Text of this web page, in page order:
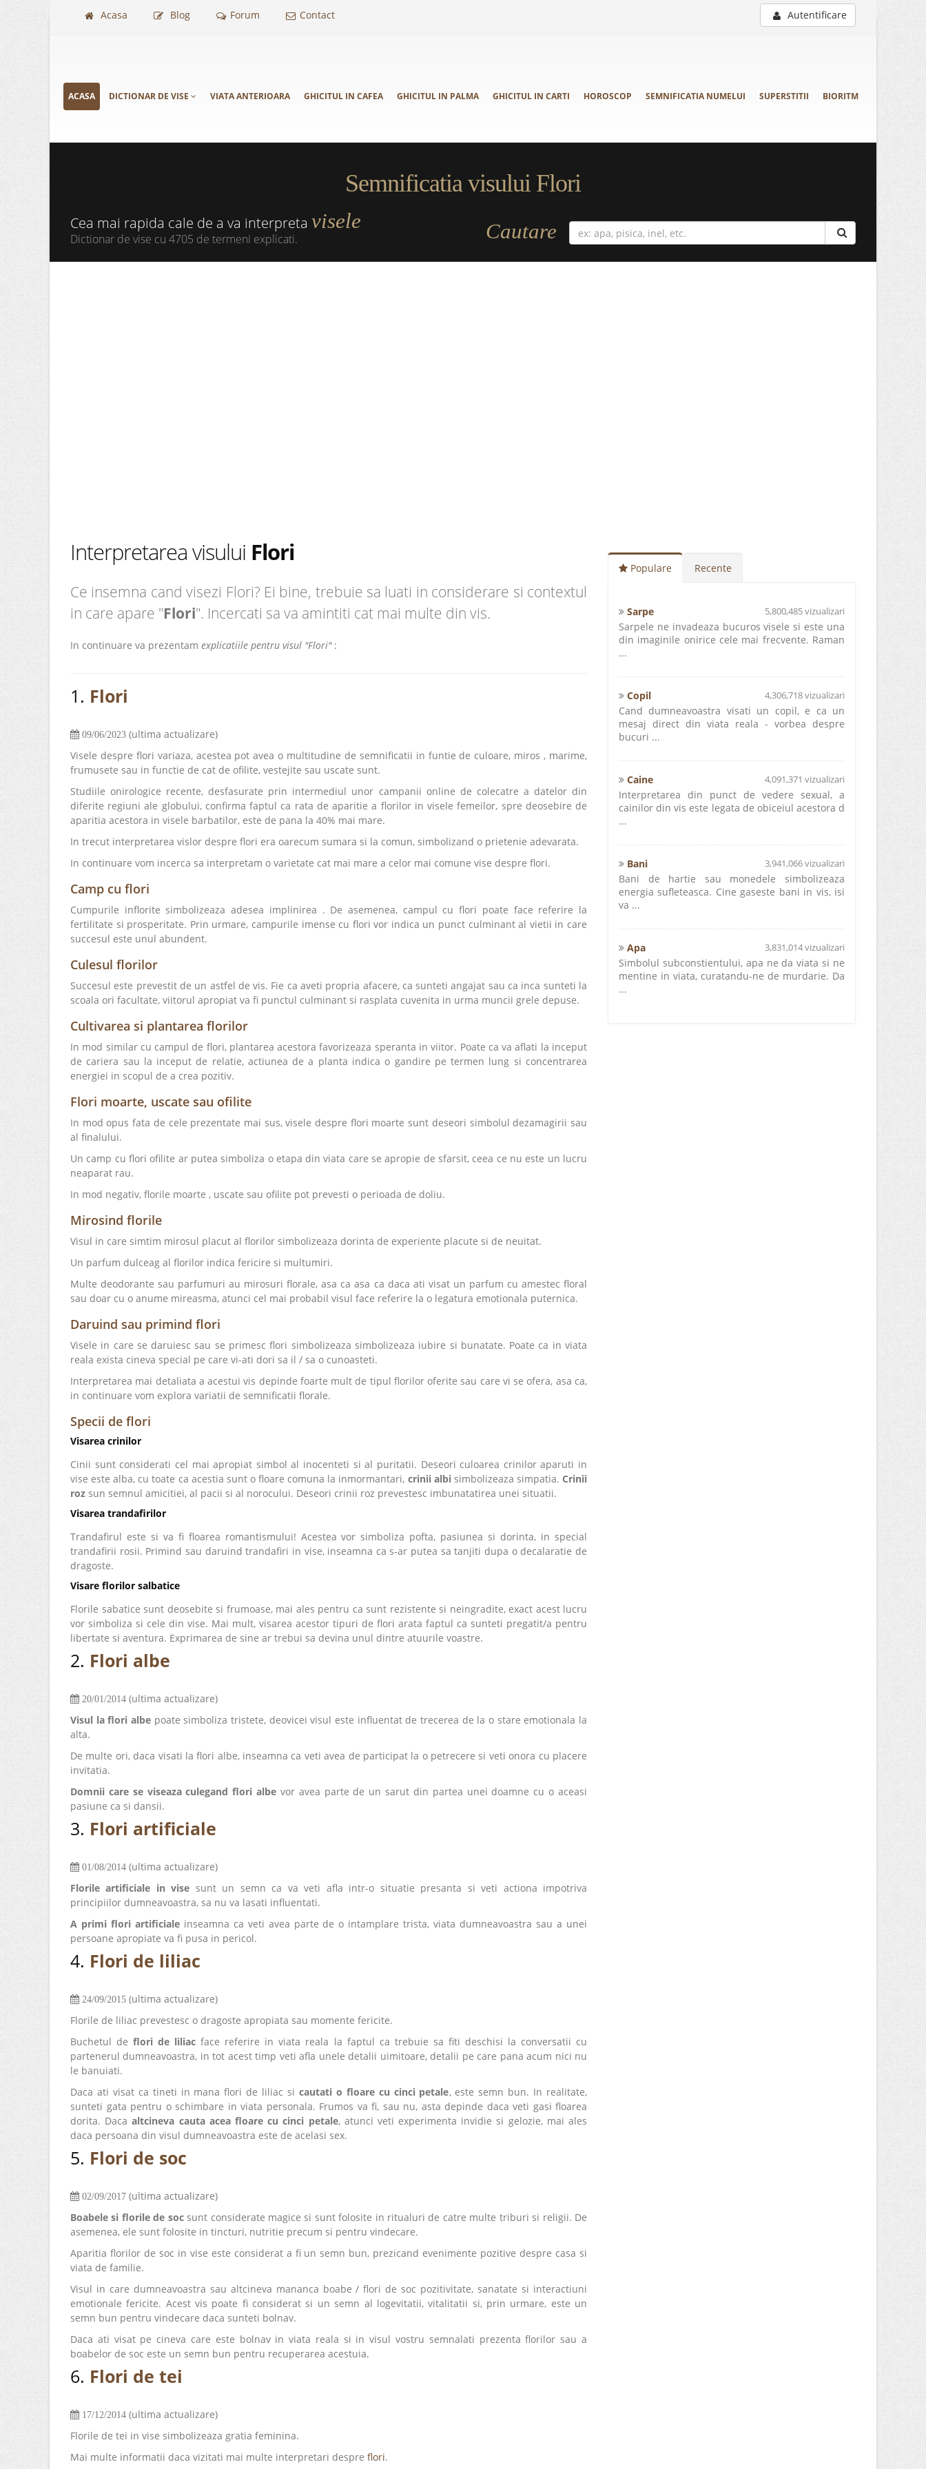
Acasa Blog Forum Contact Autentificare
ACASA DICTIONAR DE VISE VIATA ANTERIOARA GHICITUL IN CAFEA GHICITUL IN PALMA GHICITUL IN CARTI HOROSCOP SEMNIFICATIA NUMELUI SUPERSTITII BIORITM
Semnificatia visului Flori
Cea mai rapida cale de a va interpreta visele
Dictionar de vise cu 4705 de termeni explicati. Cautare
Interpretarea visului Flori
Ce insemna cand visezi Flori? Ei bine, trebuie sa luati in considerare si contextul
in care apare "Flori". Incercati sa va amintiti cat mai multe din vis.
In continuare va prezentam explicatiile pentru visul "Flori":
1. Flori
09/06/2023 (ultima actualizare)
Visele despre flori variaza, acestea pot avea o multitudine de semnificatii in funtie de culoare, miros , marime,
frumusete sau in functie de cat de ofilite, vestejite sau uscate sunt.
Studiile onirologice recente, desfasurate prin intermediul unor campanii online de colecatre a datelor din
diferite regiuni ale globului, confirma faptul ca rata de aparitie a florilor in visele femeilor, spre deosebire de
aparitia acestora in visele barbatilor, este de pana la 40% mai mare.
In trecut interpretarea vislor despre flori era oarecum sumara si la comun, simbolizand o prietenie adevarata.
In continuare vom incerca sa interpretam o varietate cat mai mare a celor mai comune vise despre flori.
Camp cu flori
Cumpurile inflorite simbolizeaza adesea implinirea . De asemenea, campul cu flori poate face referire la
fertilitate si prosperitate. Prin urmare, campurile imense cu flori vor indica un punct culminant al vietii in care
succesul este unul abundent.
Culesul florilor
Succesul este prevestit de un astfel de vis. Fie ca aveti propria afacere, ca sunteti angajat sau ca inca sunteti la
scoala ori facultate, viitorul apropiat va fi punctul culminant si rasplata cuvenita in urma muncii grele depuse.
Cultivarea si plantarea florilor
In mod similar cu campul de flori, plantarea acestora favorizeaza speranta in viitor. Poate ca va aflati la inceput
de cariera sau la inceput de relatie, actiunea de a planta indica o gandire pe termen lung si concentrarea
energiei in scopul de a crea pozitiv.
Flori moarte, uscate sau ofilite
In mod opus fata de cele prezentate mai sus, visele despre flori moarte sunt deseori simbolul dezamagirii sau
al finalului.
Un camp cu flori ofilite ar putea simboliza o etapa din viata care se apropie de sfarsit, ceea ce nu este un lucru
neaparat rau.
In mod negativ, florile moarte , uscate sau ofilite pot prevesti o perioada de doliu.
Mirosind florile
Visul in care simtim mirosul placut al florilor simbolizeaza dorinta de experiente placute si de neuitat.
Un parfum dulceag al florilor indica fericire si multumiri.
Multe deodorante sau parfumuri au mirosuri florale, asa ca asa ca daca ati visat un parfum cu amestec floral
sau doar cu o anume mireasma, atunci cel mai probabil visul face referire la o legatura emotionala puternica.
Daruind sau primind flori
Visele in care se daruiesc sau se primesc flori simbolizeaza simbolizeaza iubire si bunatate. Poate ca in viata
reala exista cineva special pe care vi-ati dori sa il / sa o cunoasteti.
Interpretarea mai detaliata a acestui vis depinde foarte mult de tipul florilor oferite sau care vi se ofera, asa ca,
in continuare vom explora variatii de semnificatii florale.
Specii de flori
Visarea crinilor
Cinii sunt considerati cel mai apropiat simbol al inocenteti si al puritatii. Deseori culoarea crinilor aparuti in
vise este alba, cu toate ca acestia sunt o floare comuna la inmormantari, crinii albisimbolizeaza simpatia. Crinii
roz sun semnul amicitiei, al pacii si al norocului. Deseori crinii roz prevestesc imbunatatirea unei situatii.
Visarea trandafirilor
Trandafirul este si va fi floarea romantismului! Acestea vor simboliza pofta, pasiunea si dorinta, in special
trandafirii rosii. Primind sau daruind trandafiri in vise, inseamna ca s-ar putea sa tanjiti dupa o decalaratie de
dragoste.
Visare florilor salbatice
Florile sabatice sunt deosebite si frumoase, mai ales pentru ca sunt rezistente si neingradite, exact acest lucru
vor simboliza si cele din vise. Mai mult, visarea acestor tipuri de flori arata faptul ca sunteti pregatit/a pentru
libertate si aventura. Exprimarea de sine ar trebui sa devina unul dintre atuurile voastre.
2. Flori albe
20/01/2014 (ultima actualizare)
Visul la flori albe poate simboliza tristete, deovicei visul este influentat de trecerea de la o stare emotionala la
alta.
De multe ori, daca visati la flori albe, inseamna ca veti avea de participat la o petrecere si veti onora cu placere
invitatia.
Domnii care se viseaza culegand flori albe vor avea parte de un sarut din partea unei doamne cu o aceasi
pasiune ca si dansii.
3. Flori artificiale
01/08/2014 (ultima actualizare)
Florile artificiale in vise sunt un semn ca va veti afla intr-o situatie presanta si veti actiona impotriva
principiilor dumneavoastra, sa nu va lasati influentati.
A primi flori artificialeinseamna ca veti avea parte de o intamplare trista, viata dumneavoastra sau a unei
persoane apropiate va fi pusa in pericol.
4. Flori de liliac
24/09/2015 (ultima actualizare)
Florile de liliac prevestesc o dragoste apropiata sau momente fericite.
Buchetul deflori de liliac face referire in viata reala la faptul ca trebuie sa fiti deschisi la conversatii cu
partenerul dumneavoastra, in tot acest timp veti afla unele detalii uimitoare, detalii pe care pana acum nici nu
le banuiati.
Daca ati visat ca tineti in mana flori de liliac si cautati o floare cu cinci petale, este semn bun. In realitate,
sunteti gata pentru o schimbare in viata personala. Frumos va fi, sau nu, asta depinde daca veti gasi floarea
dorita. Dacaaltcineva cauta acea floare cu cinci petale, atunci veti experimenta invidie si gelozie, mai ales
daca persoana din visul dumneavoastra este de acelasi sex.
5. Flori de soc
02/09/2017 (ultima actualizare)
Boabele si florile de socsunt considerate magice si sunt folosite in ritualuri de catre multe triburi si religii. De
asemenea, ele sunt folosite in tincturi, nutritie precum si pentru vindecare.
Aparitia florilor de soc in vise este considerat a fi un semn bun, prezicand evenimente pozitive despre casa si
viata de familie.
Visul in care dumneavoastra sau altcineva mananca boabe / flori de soc pozitivitate, sanatate si interactiuni
emotionale fericite. Acest vis poate fi considerat si un semn al logevitatii, vitalitatii si, prin urmare, este un
semn bun pentru vindecare daca sunteti bolnav.
Daca ati visat pe cineva care este bolnav in viata reala si in visul vostru semnalati prezenta florilor sau a
boabelor de soc este un semn bun pentru recuperarea acestuia.
6. Flori de tei
17/12/2014 (ultima actualizare)
Florile de tei in vise simbolizeaza gratia feminina.
Mai multe informatii daca vizitati mai multe interpretari despre flori.
Populare Recente
Sarpe 5,800,485 vizualizari
Sarpele ne invadeaza bucuros visele si este una
din imaginile onirice cele mai frecvente. Raman
...
Copil 4,306,718 vizualizari
Cand dumneavoastra visati un copil, e ca un
mesaj direct din viata reala - vorbea despre
bucuri ...
Caine 4,091,371 vizualizari
Interpretarea din punct de vedere sexual, a
cainilor din vis este legata de obiceiul acestora d
...
Bani 3,941,066 vizualizari
Bani de hartie sau monedele simbolizeaza
energia sufleteasca. Cine gaseste bani in vis, isi
va ...
Apa 3,831,014 vizualizari
Simbolul subconstientului, apa ne da viata si ne
mentine in viata, curatandu-ne de murdarie. Da
...